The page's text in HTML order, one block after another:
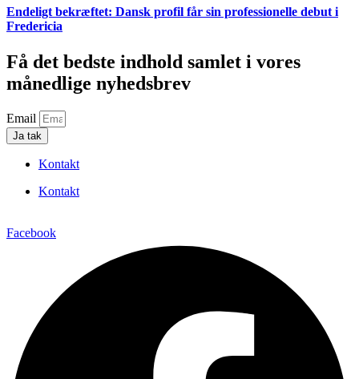
Endeligt bekræftet: Dansk profil får sin professionelle debut i
Fredericia
Få det bedste indhold samlet i vores
månedlige nyhedsbrev
Email
Ja tak
Kontakt
Kontakt
Facebook